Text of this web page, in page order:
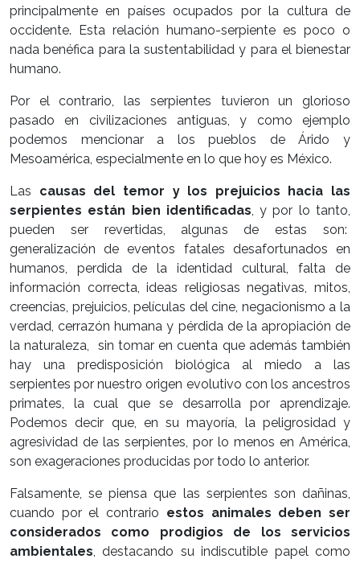
principalmente en países ocupados por la cultura de
occidente. Esta relación humano-serpiente es poco o
nada benéfica para la sustentabilidad y para el bienestar
humano.
Por el contrario, las serpientes tuvieron un glorioso
pasado en civilizaciones antiguas, y como ejemplo
podemos mencionar a los pueblos de Árido y
Mesoamérica, especialmente en lo que hoy es México.
Las causas del temor y los prejuicios hacia las
serpientes están bien identificadas , y por lo tanto,
pueden ser revertidas, algunas de estas son:
generalización de eventos fatales desafortunados en
humanos, perdida de la identidad cultural, falta de
información correcta, ideas religiosas negativas, mitos,
creencias, prejuicios, películas del cine, negacionismo a la
verdad, cerrazón humana y pérdida de la apropiación de
la naturaleza, sin tomar en cuenta que además también
hay una predisposición biológica al miedo a las
serpientes por nuestro origen evolutivo con los ancestros
primates, la cual que se desarrolla por aprendizaje.
Podemos decir que, en su mayoría, la peligrosidad y
agresividad de las serpientes, por lo menos en América,
son exageraciones producidas por todo lo anterior.
Falsamente, se piensa que las serpientes son dañinas,
cuando por el contrario estos animales deben ser
considerados como prodigios de los servicios
ambientales , destacando su indiscutible papel como